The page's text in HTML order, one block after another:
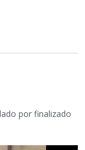
por finalizado